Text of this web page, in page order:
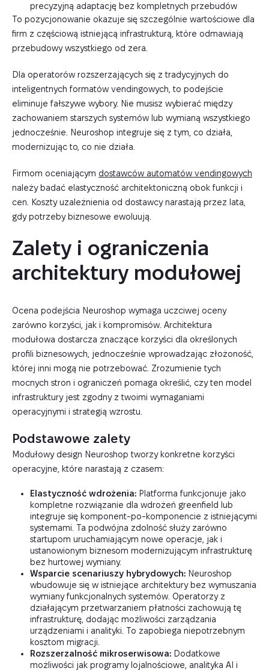
precyzyjną adaptację bez kompletnych przebudów
To pozycjonowanie okazuje się szczególnie wartościowe dla
firm z częściową istniejącą infrastrukturą, które odmawiają
przebudowy wszystkiego od zera.
Dla operatorów rozszerzających się z tradycyjnych do
inteligentnych formatów vendingowych, to podejście
eliminuje fałszywe wybory. Nie musisz wybierać między
zachowaniem starszych systemów lub wymianą wszystkiego
jednocześnie. Neuroshop integruje się z tym, co działa,
modernizując to, co nie działa.
Firmom oceniającym dostawców automatów vendingowych
należy badać elastyczność architektoniczną obok funkcji i
cen. Koszty uzależnienia od dostawcy narastają przez lata,
gdy potrzeby biznesowe ewoluują.
Zalety i ograniczenia
architektury modułowej
Ocena podejścia Neuroshop wymaga uczciwej oceny
zarówno korzyści, jak i kompromisów. Architektura
modułowa dostarcza znaczące korzyści dla określonych
profili biznesowych, jednocześnie wprowadzając złożoność,
której inni mogą nie potrzebować. Zrozumienie tych
mocnych stron i ograniczeń pomaga określić, czy ten model
infrastruktury jest zgodny z twoimi wymaganiami
operacyjnymi i strategią wzrostu.
Podstawowe zalety
Modułowy design Neuroshop tworzy konkretne korzyści
operacyjne, które narastają z czasem:
Elastyczność wdrożenia: Platforma funkcjonuje jako
kompletne rozwiązanie dla wdrożeń greenfield lub
integruje się komponent-po-komponencie z istniejącymi
systemami. Ta podwójna zdolność służy zarówno
startupom uruchamiającym nowe operacje, jak i
ustanowionym biznesom modernizującym infrastrukturę
bez hurtowej wymiany.
Wsparcie scenariuszy hybrydowych: Neuroshop
wbudowuje się w istniejące architektury bez wymuszania
wymiany funkcjonalnych systemów. Operatorzy z
działającym przetwarzaniem płatności zachowują tę
infrastrukturę, dodając możliwości zarządzania
urządzeniami i analityki. To zapobiega niepotrzebnym
kosztom migracji.
Rozszerzalność mikroserwisowa: Dodatkowe
możliwości jak programy lojalnościowe, analityka AI i